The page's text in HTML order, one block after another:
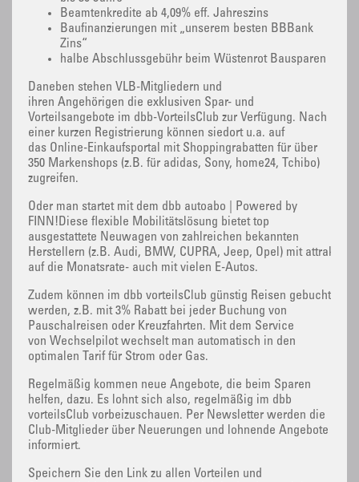
Beamtenkredite ab 4,09% eff. Jahreszins
Baufinanzierungen mit „unserem besten BBBank
Zins“
halbe Abschlussgebühr beim Wüstenrot Bausparen
Daneben stehen VLB-Mitgliedern und
ihren Angehörigen die exklusiven Spar- und
Vorteilsangebote im dbb-VorteilsClub zur Verfügung. Nach
einer kurzen Registrierung können siedort u.a. auf
das Online-Einkaufsportal mit Shoppingrabatten für über
350 Markenshops (z.B. für adidas, Sony, home24, Tchibo)
zugreifen.
Oder man startet mit dem dbb autoabo | Powered by
FINN!Diese flexible Mobilitätslösung bietet top
ausgestattete Neuwagen von zahlreichen bekannten
Herstellern (z.B. Audi, BMW, CUPRA, Jeep, Opel) mit
auf die Monatsrate- auch mit vielen E-Autos.
Zudem können im dbb vorteilsClub günstig Reisen gebucht
werden, z.B. mit 3% Rabatt bei jeder Buchung von
Pauschalreisen oder Kreuzfahrten. Mit dem Service
von Wechselpilot wechselt man automatisch in den
optimalen Tarif für Strom oder Gas.
Regelmäßig kommen neue Angebote, die beim Sparen
helfen, dazu. Es lohnt sich also, regelmäßig im dbb
vorteilsClub vorbeizuschauen. Per Newsletter werden die
Club-Mitglieder über Neuerungen und lohnende Angebote
informiert.
Speichern Sie den Link zu allen Vorteilen und